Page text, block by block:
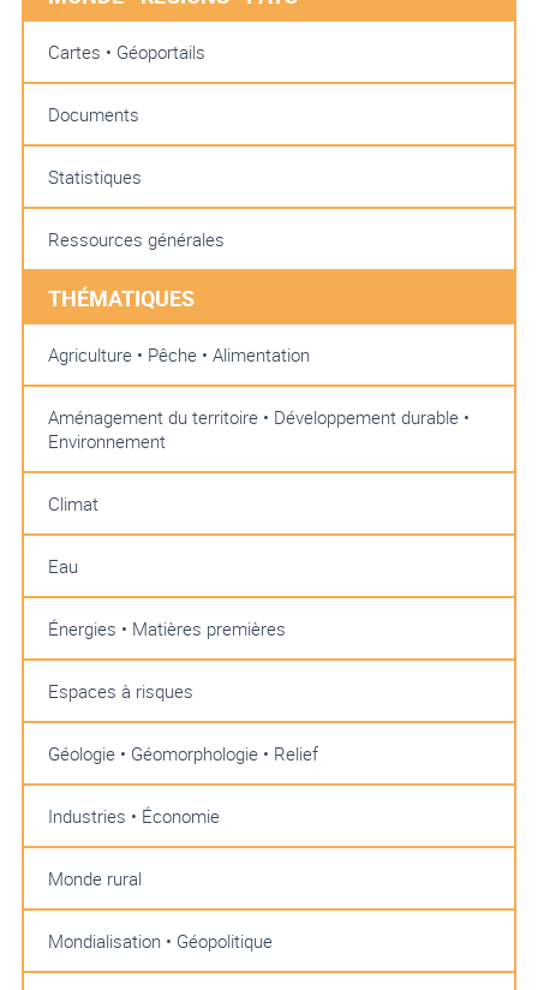
Cartes • Géoportails
Documents
Statistiques
Ressources générales
THÉMATIQUES
Agriculture • Pêche • Alimentation
Aménagement du territoire • Développement durable •
Environnement
Climat
Eau
Énergies • Matières premières
Espaces à risques
Géologie • Géomorphologie • Relief
Industries • Économie
Monde rural
Mondialisation • Géopolitique